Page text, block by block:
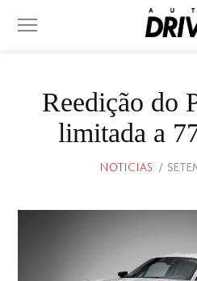
Reedição do
limitada a
NOTICIAS